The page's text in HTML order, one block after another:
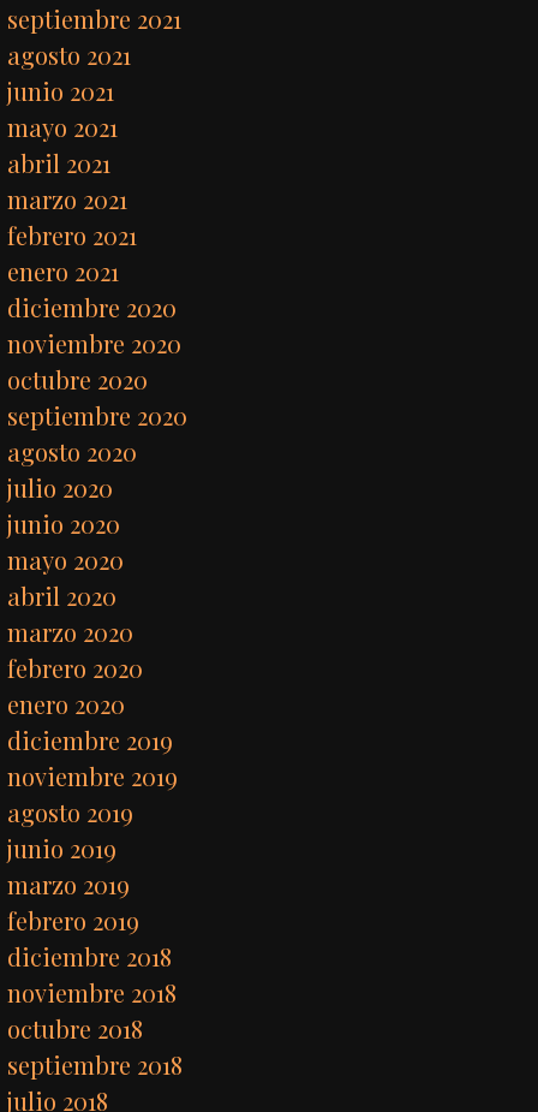
septiembre 2021
agosto 2021
junio 2021
mayo 2021
abril 2021
marzo 2021
febrero 2021
enero 2021
diciembre 2020
noviembre 2020
octubre 2020
septiembre 2020
agosto 2020
julio 2020
junio 2020
mayo 2020
abril 2020
marzo 2020
febrero 2020
enero 2020
diciembre 2019
noviembre 2019
agosto 2019
junio 2019
marzo 2019
febrero 2019
diciembre 2018
noviembre 2018
octubre 2018
septiembre 2018
julio 2018